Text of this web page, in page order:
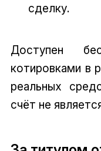
сделку.
Доступен
котировками в
реальных
счёт не